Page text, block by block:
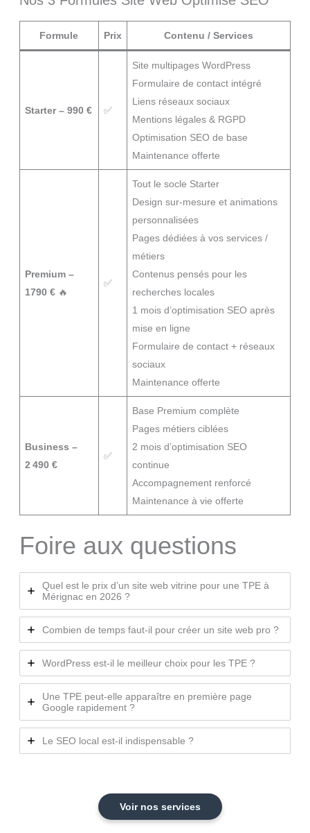
Formule Prix Contenu / Services
Starter – 990 € ✅
Site multipages WordPress
Formulaire de contact intégré
Liens réseaux sociaux
Mentions légales & RGPD
Optimisation SEO de base
Maintenance offerte
Premium –
1790 €🔥
✅
Tout le socle Starter
Design sur-mesure et animations
personnalisées
Pages dédiées à vos services /
métiers
Contenus pensés pour les
recherches locales
1 mois d’optimisation SEO après
mise en ligne
Formulaire de contact + réseaux
sociaux
Maintenance offerte
Business –
2 490 €
✅
Base Premium complète
Pages métiers ciblées
2 mois d’optimisation SEO
continue
Accompagnement renforcé
Maintenance à vie offerte
Foire aux questions
Quel est le prix d’un site web vitrine pour une TPE à
Mérignac en 2026 ?
Combien de temps faut-il pour créer un site web pro ?
WordPress est-il le meilleur choix pour les TPE ?
Une TPE peut-elle apparaître en première page
Google rapidement ?
Le SEO local est-il indispensable ?
Voir nos services